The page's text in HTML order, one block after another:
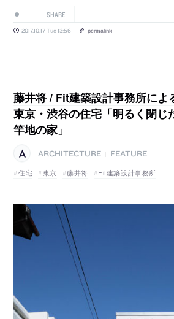
SHARE
2017.10.17 Tue 13:56 permalink
藤井将 / Fit建築設計事務所によ
東京・渋谷の住宅「明るく閉じ
竿地の家」
ARCHITECTURE
FEATURE
住宅
東京 藤井将 Fit建築設計事務所